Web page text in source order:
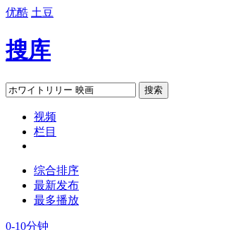
优酷 土豆
搜库
搜索
视频
栏目
综合排序
最新发布
最多播放
0-10分钟